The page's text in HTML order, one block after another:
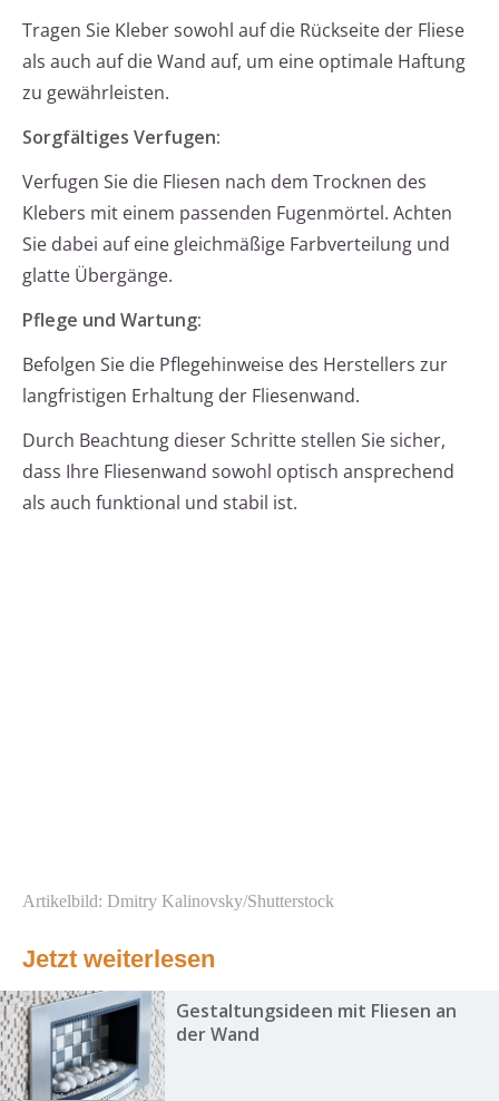
Tragen Sie Kleber sowohl auf die Rückseite der Fliese
als auch auf die Wand auf, um eine optimale Haftung
zu gewährleisten.
Sorgfältiges Verfugen:
Verfugen Sie die Fliesen nach dem Trocknen des
Klebers mit einem passenden Fugenmörtel. Achten
Sie dabei auf eine gleichmäßige Farbverteilung und
glatte Übergänge.
Pflege und Wartung:
Befolgen Sie die Pflegehinweise des Herstellers zur
langfristigen Erhaltung der Fliesenwand.
Durch Beachtung dieser Schritte stellen Sie sicher,
dass Ihre Fliesenwand sowohl optisch ansprechend
als auch funktional und stabil ist.
Artikelbild: Dmitry Kalinovsky/Shutterstock
Jetzt weiterlesen
Gestaltungsideen mit Fliesen an
der Wand